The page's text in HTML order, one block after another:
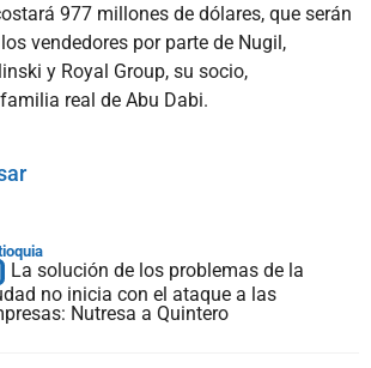
977 millones de dólares, que serán
vendedores por parte de Nugil,
y Royal Group, su socio,
real de Abu Dabi.
La solución de los problemas de la
no inicia con el ataque a las
Nutresa a Quintero